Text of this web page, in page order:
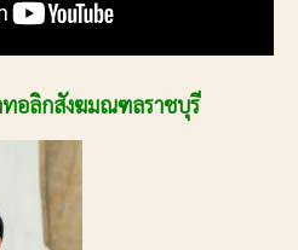
อลิกสังฆมณฑลราชบุรี